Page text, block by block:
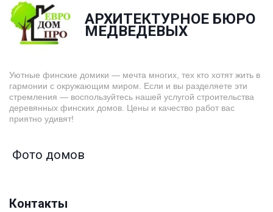
АРХИТЕКТУРНОЕ БЮРО
­МЕДВЕДЕВЫХ
Уютные финские домики — мечта многих, тех кто хотят жить в
гармонии с окружающим миром. Если и вы разделяете эти
стремления — воспользуйтесь нашей услугой строительства
деревянных финских домов. Цены и качество работ вас
приятно удивят!
Фото домов
Контакты